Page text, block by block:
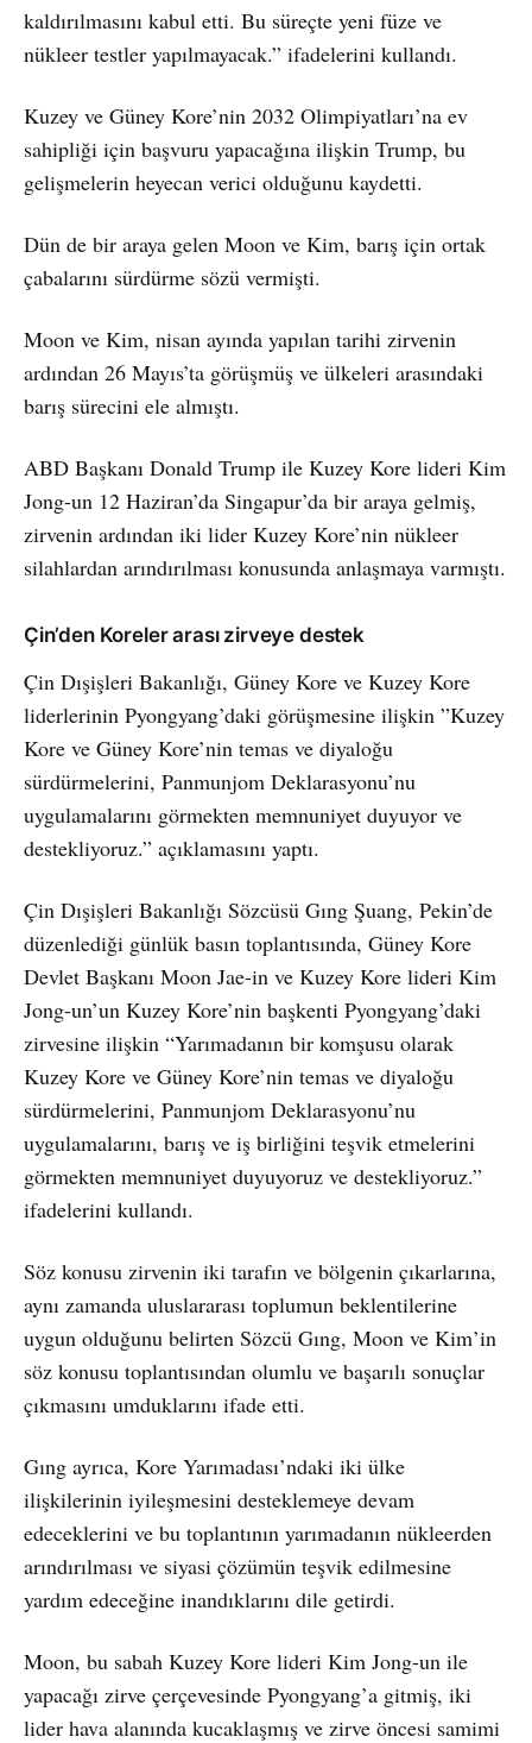
kaldırılmasını kabul etti. Bu süreçte yeni füze ve
nükleer testler yapılmayacak.” ifadelerini kullandı.
Kuzey ve Güney Kore’nin 2032 Olimpiyatları’na ev
sahipliği için başvuru yapacağına ilişkin Trump, bu
gelişmelerin heyecan verici olduğunu kaydetti.
Dün de bir araya gelen Moon ve Kim, barış için ortak
çabalarını sürdürme sözü vermişti.
Moon ve Kim, nisan ayında yapılan tarihi zirvenin
ardından 26 Mayıs’ta görüşmüş ve ülkeleri arasındaki
barış sürecini ele almıştı.
ABD Başkanı Donald Trump ile Kuzey Kore lideri Kim
Jong-un 12 Haziran’da Singapur’da bir araya gelmiş,
zirvenin ardından iki lider Kuzey Kore’nin nükleer
silahlardan arındırılması konusunda anlaşmaya varmıştı.
Çin’den Koreler arası zirveye destek
Çin Dışişleri Bakanlığı, Güney Kore ve Kuzey Kore
liderlerinin Pyongyang’daki görüşmesine ilişkin ”Kuzey
Kore ve Güney Kore’nin temas ve diyaloğu
sürdürmelerini, Panmunjom Deklarasyonu’nu
uygulamalarını görmekten memnuniyet duyuyor ve
destekliyoruz.” açıklamasını yaptı.
Çin Dışişleri Bakanlığı Sözcüsü Gıng Şuang, Pekin’de
düzenlediği günlük basın toplantısında, Güney Kore
Devlet Başkanı Moon Jae-in ve Kuzey Kore lideri Kim
Jong-un’un Kuzey Kore’nin başkenti Pyongyang’daki
zirvesine ilişkin “Yarımadanın bir komşusu olarak
Kuzey Kore ve Güney Kore’nin temas ve diyaloğu
sürdürmelerini, Panmunjom Deklarasyonu’nu
uygulamalarını, barış ve iş birliğini teşvik etmelerini
görmekten memnuniyet duyuyoruz ve destekliyoruz.”
ifadelerini kullandı.
Söz konusu zirvenin iki tarafın ve bölgenin çıkarlarına,
aynı zamanda uluslararası toplumun beklentilerine
uygun olduğunu belirten Sözcü Gıng, Moon ve Kim’in
söz konusu toplantısından olumlu ve başarılı sonuçlar
çıkmasını umduklarını ifade etti.
Gıng ayrıca, Kore Yarımadası’ndaki iki ülke
ilişkilerinin iyileşmesini desteklemeye devam
edeceklerini ve bu toplantının yarımadanın nükleerden
arındırılması ve siyasi çözümün teşvik edilmesine
yardım edeceğine inandıklarını dile getirdi.
Moon, bu sabah Kuzey Kore lideri Kim Jong-un ile
yapacağı zirve çerçevesinde Pyongyang’a gitmiş, iki
lider hava alanında kucaklaşmış ve zirve öncesi samimi